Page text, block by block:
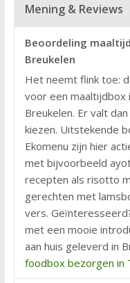
Mening & Reviews
Beoordeling
Breukelen
Het neemt flink toe:
voor een maaltijdbox
Breukelen. Er valt
kiezen. Uitstekende
Ekomenu zijn hier
met bijvoorbeeld
recepten als risotto
gerechten met
vers.
met een mooie
aan huis geleverd in
foodbox bezorgen in